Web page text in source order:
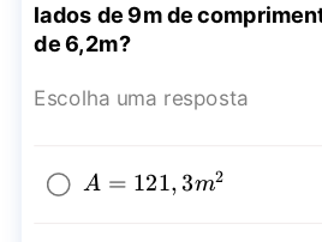
lados de 9m de
de 6,2m?
Escolha uma resposta
A=121,3{{m}^2}
A = 121,3m2